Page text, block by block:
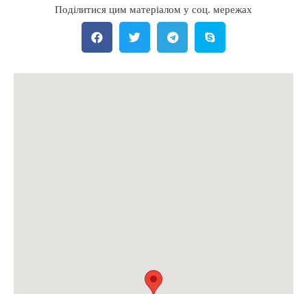
Поділитися цим матеріалом у соц. мережах